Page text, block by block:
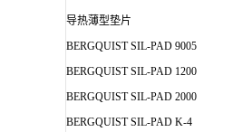
导热薄型垫片
BERGQUIST SIL-PAD 9005
BERGQUIST SIL-PAD 1200
BERGQUIST SIL-PAD 2000
BERGQUIST SIL-PAD K-4